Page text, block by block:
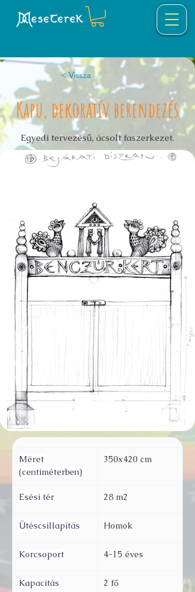
eseTereK
< Vissza
Kapu, dekoratív berendezés
Egyedi tervezésű, ácsolt faszerkezet.
Méret
(centiméterben)
350x420 cm
Esési tér 28 m2
Ütéscsillapítás Homok
Korcsoport 4-15 éves
Kapacitás 2 fő